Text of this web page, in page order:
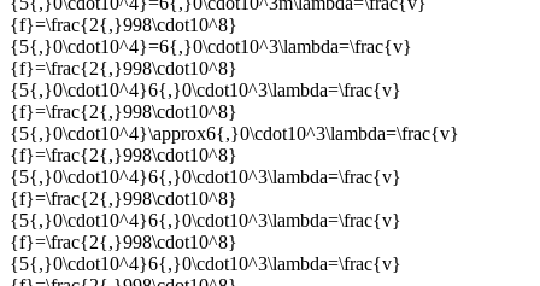
{f}=\frac{2{,}998\cdot10^8}
{5{,}0\cdot10^4}=6{,}0\cdot10^3\lambda=\frac{v}
{f}=\frac{2{,}998\cdot10^8}
{5{,}0\cdot10^4}6{,}0\cdot10^3\lambda=\frac{v}
{f}=\frac{2{,}998\cdot10^8}
{5{,}0\cdot10^4}\approx6{,}0\cdot10^3\lambda=\frac{v}
{f}=\frac{2{,}998\cdot10^8}
{5{,}0\cdot10^4}6{,}0\cdot10^3\lambda=\frac{v}
{f}=\frac{2{,}998\cdot10^8}
{5{,}0\cdot10^4}6{,}0\cdot10^3\lambda=\frac{v}
{f}=\frac{2{,}998\cdot10^8}
{5{,}0\cdot10^4}6{,}0\cdot10^3\lambda=\frac{v}